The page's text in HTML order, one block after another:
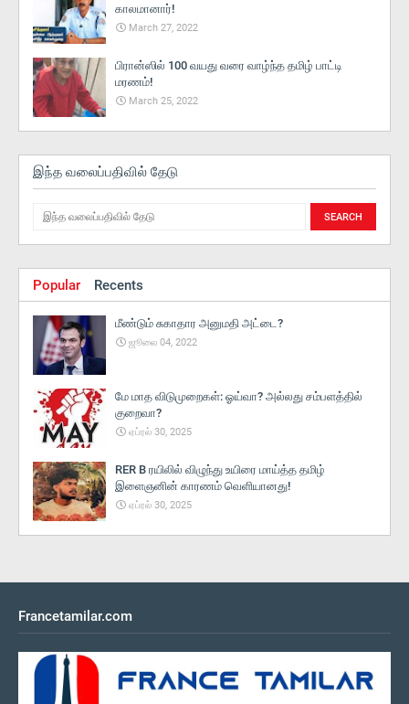
காலமானார்!
March 27, 2022
பிரான்ஸில் 100 வயது வரை வாழ்ந்த தமிழ் பாட்டி
மரணம்!
March 25, 2022
இந்த வலைப்பதிவில் தேடு
Popular Recents
மீண்டும் சுகாதார அனுமதி அட்டை?
ஜூலை 04, 2022
மே மாத விடுமுறைகள்: ஓய்வா? அல்லது சம்பளத்தில்
குறைவா?
ஏப்ரல் 30, 2025
RER B ரயிலில் விழுந்து உயிரை மாய்த்த தமிழ்
இளைஞனின் காரணம் வெளியானது!
ஏப்ரல் 30, 2025
Francetamilar.com